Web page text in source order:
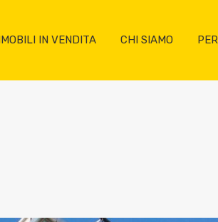
IN VENDITA CHI SIAMO